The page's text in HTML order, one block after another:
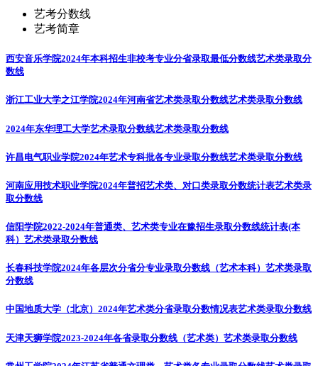
艺考分数线
艺考简章
西安音乐学院2024年本科招生非校考专业分省录取最低分数线艺术类录取分
数线
浙江工业大学之江学院2024年河南省艺术类录取分数线艺术类录取分数线
2024年东华理工大学艺术录取分数线艺术类录取分数线
许昌电气职业学院2024年艺术专科批各专业录取分数线艺术类录取分数线
河南应用技术职业学院2024年普招艺术类、对口类录取分数统计表艺术类录
取分数线
信阳学院2022-2024年普通类、艺术类专业在豫招生录取分数线统计表(本
科） 艺术类录取分数线
长春科技学院2024年各层次分省分专业录取分数线（艺术本科） 艺术类录取
分数线
中国地质大学（北京）2024年艺术类分省录取分数情况表艺术类录取分数线
天津天狮学院2023-2024年各省录取分数线（艺术类） 艺术类录取分数线